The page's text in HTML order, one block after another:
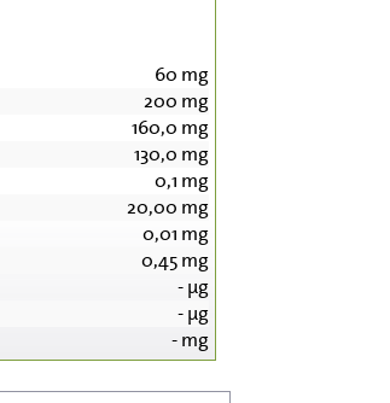
60 mg
200 mg
160,0 mg
130,0 mg
0,1 mg
20,00 mg
0,01 mg
0,45mg
-µg
-µg
-mg
86